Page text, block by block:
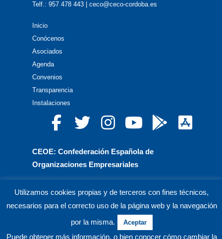
Telf.: 957 478 443 | ceco@ceco-cordoba.es
Inicio
Conócenos
Asociados
Agenda
Convenios
Transparencia
Instalaciones
CEOE: Confederación Española de
Organizaciones Empresariales
y Mediana Empresa
CEA: Confederación de Empresarios de Andalucía
Utilizamos cookies propias y de terceros con fines técnicos,
necesarios para el correcto uso de la página web y la navegación
por la misma.
Aceptar
Puede obtener más información, o bien conocer cómo cambiar la